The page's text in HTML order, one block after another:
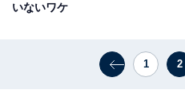
いないワケ
1 2